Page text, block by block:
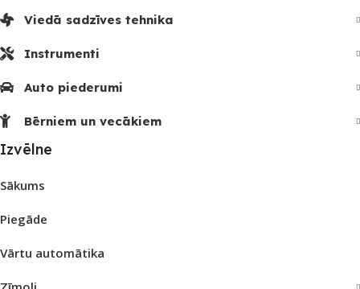
Viedā sadzīves tehnika
Instrumenti
Auto piederumi
Bērniem un vecākiem
Izvēlne
Sākums
Piegāde
Vārtu automātika